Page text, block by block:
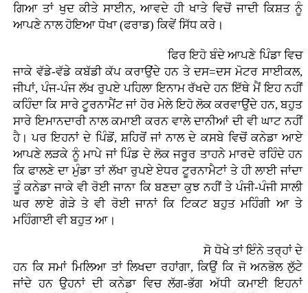
ਗਿਆ ਤਾਂ ਖੁਦ ਕੀਤੇ ਸਾਈਨ, ਆਵਦੇ ਹੀ ਖਾਤੇ ਵਿਚੋਂ ਜਾਦੀ ਕਿਸ਼ਤ ਨੂੰ
ਆਪਣੇ ਨਾਲ ਹੋਇਆ ਧੋਖਾ (ਫਰਾਡ) ਕਿਵੇਂ ਸਿੱਧ ਕਰੇ।
ਫਿਰ ਇਹੋ ਬੰਦੇ ਆਪਣੇ ਪਿੰਡਾ ਵਿਚ
ਜਾਕੇ ਵੱਡੇ-ਵੱਡੇ ਕਬੱਡੀ ਕੱਪ ਕਰਾਉਂਦੇ ਹਨ ਤੇ ਦਸ=ਦਸ ਮੋਟਰ ਸਾਈਕਲ,
ਜੀਪਾਂ, ਪੰਜ-ਪੰਜ ਲੱਖ ਰੁਪਏ ਪਹਿਲਾ ਇਨਾਮ ਰੱਖਦੇ ਹਨ ਇੱਥੇ ਮੈਂ ਇਹ ਨਹੀਂ
ਕਹਿੰਦਾ ਕਿ ਸਾਰੇ ਟੂਰਨਾਮੈਂਟ ਜਾਂ ਹੋਰ ਮੇਲੇ ਇਹੋ ਲੋਕ ਕਰਵਾਉਂਦੇ ਹਨ, ਬਹੁਤ
ਸਾਰੇ ਇਮਾਨਦਾਰੀ ਨਾਲ ਕਮਾਈ ਕਰਨ ਵਾਲੇ ਦਾਨੀਆਂ ਦੀ ਵੀ ਘਾਟ ਨਹੀਂ
ਹੈ। ਪਰ ਇਹਨਾਂ ਦੇ ਪਿੰਡੋਂ, ਸ਼ਹਿਰੋਂ ਜਾਂ ਨਾਲ ਦੇ ਕਸਬੇ ਵਿਚੋਂ ਕਨੇਡਾ ਆਏ
ਆਪਣੇ ਲੜਕੇ ਨੂੰ ਮਾਪੇ ਜਾਂ ਪਿੰਡ ਦੇ ਲੋਕ ਜਰੂਰ ਤਾਹਨੇ ਮਾਰਦੇ ਰਹਿੰਦੇ ਹਨ
ਕਿ ਫਾਲਣੇ ਦਾ ਮੁੰਡਾ ਤਾਂ ਲੱਖਾ ਰੁਪਏ ਏਧਰ ਟੂਰਨਾਮੈਟਾਂ ਤੇ ਹੀ ਲਾਈ ਜਾਂਦਾ
ਤੂੰ ਕਨੇਡਾ ਜਾਕੇ ਵੀ ਰੋਈ ਜਾਨਾ ਕਿ ਬਣਦਾ ਕੁਝ ਨਹੀਂ ਤੇ ਪੰਜੀ-ਪੰਜੀ ਸਾਲੀ
ਘਰ ਲਾਏ ਗੇੜੇ ਤੇ ਵੀ ਰੋਈ ਜਾਨਾਂ ਕਿ ਟਿਕਟ ਬਹੁਤ ਮਹਿੰਗੀ ਆ ਤੇ
ਮਹਿੰਗਾਈ ਵੀ ਬਹੁਤ ਆ।
ਸੋ ਧੋਖੇ ਤਾਂ ਇੰਨੇ ਤਰ੍ਹਾਂ ਦੇ
ਹਨ ਕਿ ਸਮਾਂ ਮਿਲਿਆ ਤਾਂ ਲਿਖਦਾ ਰਹਾਂਗਾ, ਕਿਉਂ ਕਿ ਜੋ ਅਨਭੋਲ ਲੁੱਟੇ
ਜਾਂਦੇ ਹਨ ਉਹਨਾਂ ਦੀ ਕਨੇਡਾ ਵਿਚ ਲੱਗ-ਭੱਗ ਅੱਧੀ ਕਮਾਈ ਇਹਨਾਂ